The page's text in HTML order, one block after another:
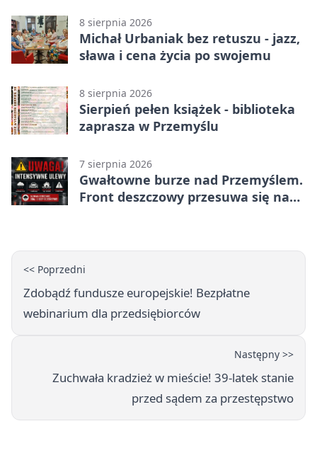
8 sierpnia 2026
Michał Urbaniak bez retuszu - jazz,
sława i cena życia po swojemu
8 sierpnia 2026
Sierpień pełen książek - biblioteka
zaprasza w Przemyślu
7 sierpnia 2026
Gwałtowne burze nad Przemyślem.
Front deszczowy przesuwa się na
<< Poprzedni
Zdobądź fundusze europejskie! Bezpłatne
webinarium dla przedsiębiorców
Następny >>
Zuchwała kradzież w mieście! 39-latek stanie
przed sądem za przestępstwo